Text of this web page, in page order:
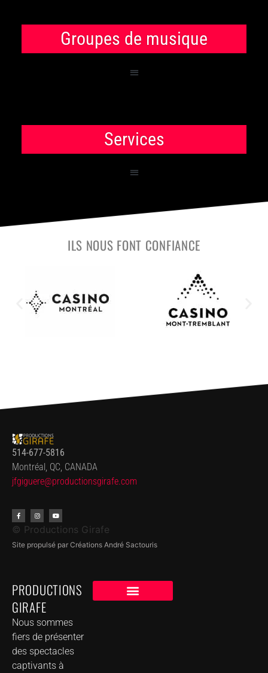
Groupes de musique
Services
ILS NOUS FONT CONFIANCE
514-677-5816
Montréal, QC, CANADA
jfgiguere@productionsgirafe.com
© Productions Girafe
Site propulsé par Créations André Sactouris
PRODUCTIONS
GIRAFE
Nous sommes
fiers de présenter
des spectacles
captivants à